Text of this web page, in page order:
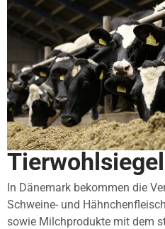
In Dänemark bekommen die
Schweine- und
sowie Milchprodukte mit dem